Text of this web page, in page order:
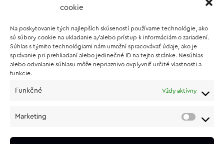
cookie
Na poskytovanie tých najlepších skúseností používame technológie, ako
sú súbory cookie na ukladanie a/alebo prístup k informáciám o zariadení.
Súhlas s týmito technológiami nám umožní spracovávať údaje, ako je
správanie pri prehliadaní alebo jedinečné ID na tejto stránke. Nesúhlas
alebo odvolanie súhlasu môže nepriaznivo ovplyvniť určité vlastnosti a
funkcie.
Funkčné Vždy aktívny
Marketing
Vernostný program
O NÁKUPE
Vrátenie a reklamácia tovaru